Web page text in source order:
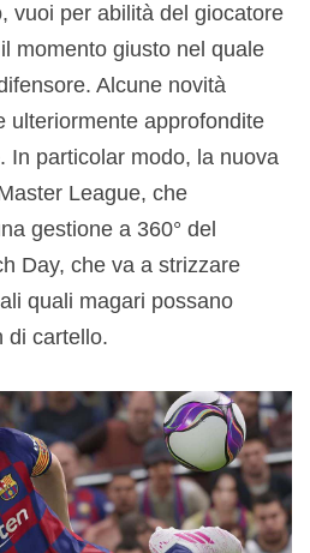
vuoi per abilità del giocatore
momento giusto nel quale
Alcune novità
ulteriormente approfondite
In particolar modo, la nuova
League, che
gestione a 360° del
Day, che va a strizzare
quali magari possano
di cartello.